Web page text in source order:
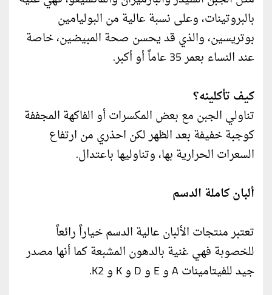
بالبروتينات، وعلى نسبة عالية من البوليامين
بوتريسين، والذي قد يحسن صحة المبيضين، خاصة
عند النساء بعمر 35 عاماً أو أكبر.
كيف تأكلينه؟
تناولي الجبن مع بعض المكسرات أو الفاكهة المجففة
كوجبة خفيفة بعد الظهر لكن احذري من ارتفاع
السعرات الحرارية بها، وتناوليها باعتدال.
ألبان كاملة الدسم
تعتبر منتجات الألبان عالية الدسم خياراً رائعاً
للخصوبة فهي غنية بالدهون المشبعة كما أنها مصدر
جيد للفيتامينات A و E و D و K و K2.